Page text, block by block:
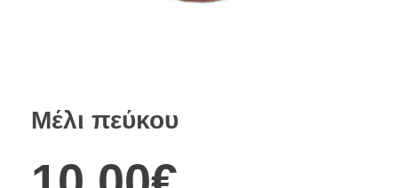
Μέλι πεύκου